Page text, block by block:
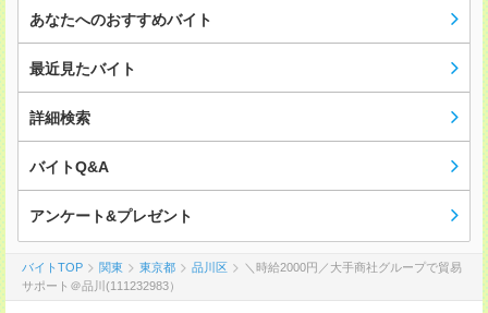
あなたへのおすすめバイト
最近見たバイト
詳細検索
バイトQ&A
アンケート&プレゼント
バイトTOP 関東 東京都 品川区
＼時給2000円／大手商社グループで貿易
サポート＠品川(111232983）